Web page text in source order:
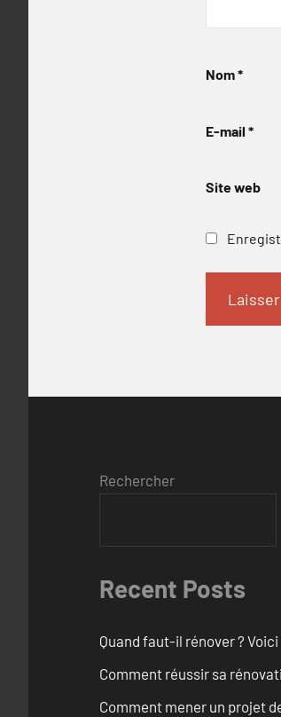
Nom*
E-mail *
Site web
Rechercher
Recent Posts
Quand faut-il rénover ?
Comment réussir sa
Comment mener un projet